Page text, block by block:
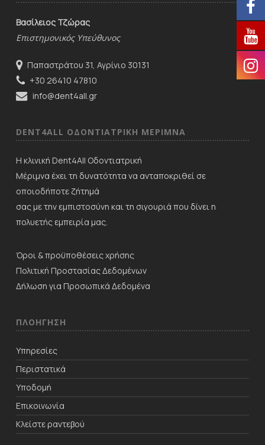
Βασίλειος Τζώρας
Επιστημονικός Υπεύθυνος
Παπαστράτου 31, Αγρίνιο 30131
+30 26410 47810
info@dent4all.gr
DENT4ALL ΟΔΟΝΤΙΑΤΡΙΚΗ ΜΕΡΙΜNΑ
Η κλινική Dent4All Οδοντιατρική
Μέριμνα έχει τη δυνατότητα να ανταποκριθεί σε
οποιοδήποτε ζήτημά
σας με την εμπιστοσύνη και τη σιγουριά που δίνει η
πολυετής εμπειρία μας.
Όροι & προϋποθέσεις χρήσης
Πολιτική Προστασίας Δεδομένων
Δήλωση για Προσωπικά Δεδομένα
ΠΛΟΗΓΗΣΗ
Υπηρεσίες
Περιστατικά
Υποδομή
Επικοινωνία
Κλείστε ραντεβού